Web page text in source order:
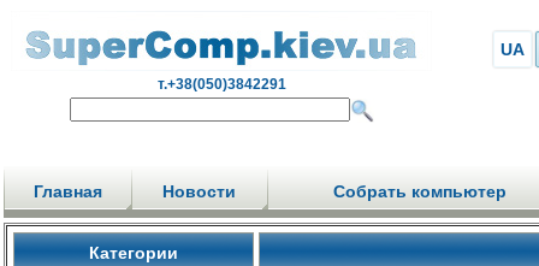
т.+38(050)3842291
UA
Главная Новости Собрать компьютер
Категории